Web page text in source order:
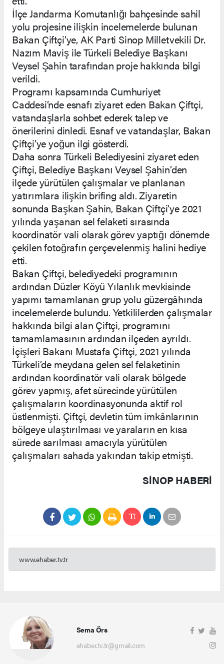
İlçe Jandarma Komutanlığı bahçesinde sahil
yolu projesine ilişkin incelemelerde bulunan
Bakan Çiftçi’ye, AK Parti Sinop Milletvekili Dr.
Nazım Maviş ile Türkeli Belediye Başkanı
Veysel Şahin tarafından proje hakkında bilgi
verildi.
Programı kapsamında Cumhuriyet
Caddesi’nde esnafı ziyaret eden Bakan Çiftçi,
vatandaşlarla sohbet ederek talep ve
önerilerini dinledi. Esnaf ve vatandaşlar, Bakan
Çiftçi’ye yoğun ilgi gösterdi.
Daha sonra Türkeli Belediyesini ziyaret eden
Çiftçi, Belediye Başkanı Veysel Şahin’den
ilçede yürütülen çalışmalar ve planlanan
yatırımlara ilişkin brifing aldı. Ziyaretin
sonunda Başkan Şahin, Bakan Çiftçi’ye 2021
yılında yaşanan sel felaketi sırasında
koordinatör vali olarak görev yaptığı dönemde
çekilen fotoğrafın çerçevelenmiş halini hediye
etti.
Bakan Çiftçi, belediyedeki programının
ardından Düzler Köyü Yılanlık mevkisinde
yapımı tamamlanan grup yolu güzergâhında
incelemelerde bulundu. Yetkililerden çalışmalar
hakkında bilgi alan Çiftçi, programını
tamamlamasının ardından ilçeden ayrıldı.
İçişleri Bakanı Mustafa Çiftçi, 2021 yılında
Türkeli’de meydana gelen sel felaketinin
ardından koordinatör vali olarak bölgede
görev yapmış, afet sürecinde yürütülen
çalışmaların koordinasyonunda aktif rol
üstlenmişti. Çiftçi, devletin tüm imkânlarının
bölgeye ulaştırılması ve yaraların en kısa
sürede sarılması amacıyla yürütülen
çalışmaları sahada yakından takip etmişti.
SINOP HABERİ
www.ehaber.tv.tr
Sema Örs
ehaber.tv.tr@gmail.com